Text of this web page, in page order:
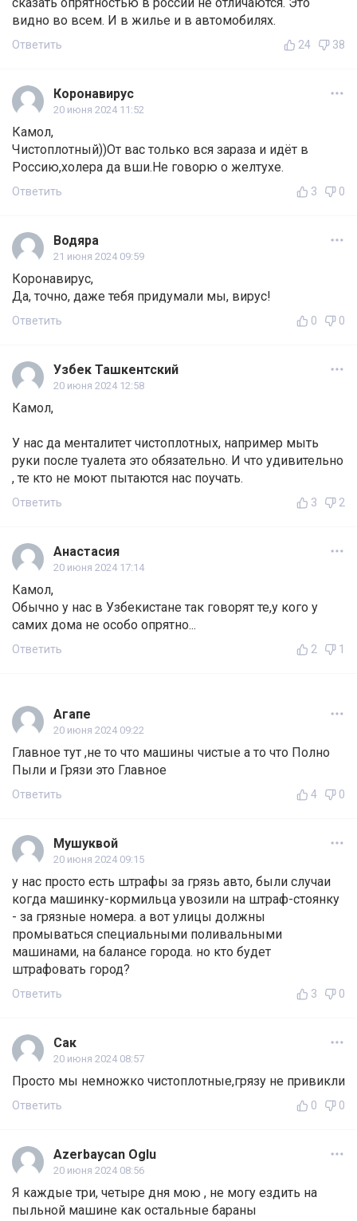
сказать опрятностью в россии не отличаются. Это
видно во всем. И в жилье и в автомобилях.
Ответить 24 38
Коронавирус
20 июня 2024 11:52
Камол,
Чистоплотный))От вас только вся зараза и идёт в
Россию,холера да вши.Не говорю о желтухе.
Ответить 3 0
Водяра
21 июня 2024 09:59
Коронавирус,
Да, точно, даже тебя придумали мы, вирус!
Ответить 0 0
Узбек Ташкентский
20 июня 2024 12:58
Камол,
У нас да менталитет чистоплотных, например мыть
руки после туалета это обязательно. И что удивительно
, те кто не моют пытаются нас поучать.
Ответить 3 2
Анастасия
20 июня 2024 17:14
Камол,
Обычно у нас в Узбекистане так говорят те,у кого у
самих дома не особо опрятно...
Ответить 2 1
Агапе
20 июня 2024 09:22
Главное тут ,не то что машины чистые а то что Полно
Пыли и Грязи это Главное
Ответить 4 0
Мушуквой
20 июня 2024 09:15
у нас просто есть штрафы за грязь авто, были случаи
когда машинку-кормильца увозили на штраф-стоянку
- за грязные номера. а вот улицы должны
промываться специальными поливальными
машинами, на балансе города. но кто будет
штрафовать город?
Ответить 3 0
Сак
20 июня 2024 08:57
Просто мы немножко чистоплотные,грязу не привикли
Ответить 0 0
Azerbaycan Oglu
20 июня 2024 08:56
Я каждые три, четыре дня мою , не могу ездить на
пыльной машине как остальные бараны